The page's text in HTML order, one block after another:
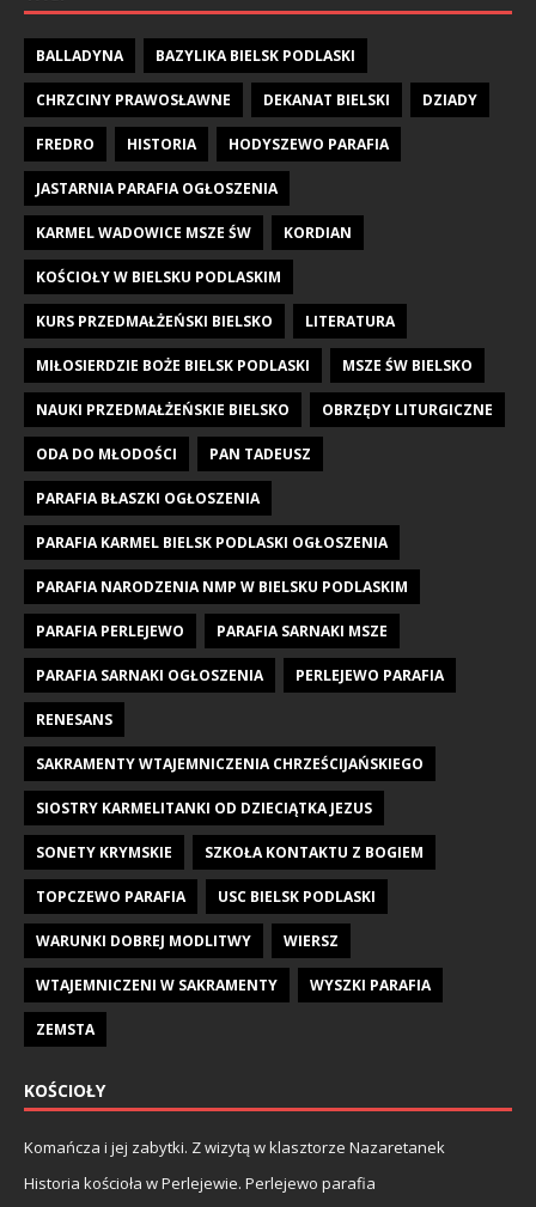
BALLADYNA BAZYLIKA BIELSK PODLASKI
CHRZCINY PRAWOSŁAWNE DEKANAT BIELSKI DZIADY
FREDRO HISTORIA HODYSZEWO PARAFIA
JASTARNIA PARAFIA OGŁOSZENIA
KARMEL WADOWICE MSZE ŚW KORDIAN
KOŚCIOŁY W BIELSKU PODLASKIM
KURS PRZEDMAŁŻEŃSKI BIELSKO LITERATURA
MIŁOSIERDZIE BOŻE BIELSK PODLASKI MSZE ŚW BIELSKO
NAUKI PRZEDMAŁŻEŃSKIE BIELSKO OBRZĘDY LITURGICZNE
ODA DO MŁODOŚCI PAN TADEUSZ
PARAFIA BŁASZKI OGŁOSZENIA
PARAFIA KARMEL BIELSK PODLASKI OGŁOSZENIA
PARAFIA NARODZENIA NMP W BIELSKU PODLASKIM
PARAFIA PERLEJEWO PARAFIA SARNAKI MSZE
PARAFIA SARNAKI OGŁOSZENIA PERLEJEWO PARAFIA
RENESANS
SAKRAMENTY WTAJEMNICZENIA CHRZEŚCIJAŃSKIEGO
SIOSTRY KARMELITANKI OD DZIECIĄTKA JEZUS
SONETY KRYMSKIE SZKOŁA KONTAKTU Z BOGIEM
TOPCZEWO PARAFIA USC BIELSK PODLASKI
WARUNKI DOBREJ MODLITWY WIERSZ
WTAJEMNICZENI W SAKRAMENTY WYSZKI PARAFIA
ZEMSTA
KOŚCIOŁY
Komańcza i jej zabytki. Z wizytą w klasztorze Nazaretanek
Historia kościoła w Perlejewie. Perlejewo parafia